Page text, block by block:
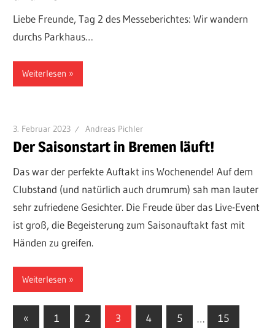
Liebe Freunde, Tag 2 des Messeberichtes: Wir wandern
durchs Parkhaus…
Weiterlesen
3. Februar 2023 Andreas Pichler
Der Saisonstart in Bremen läuft!
Das war der perfekte Auftakt ins Wochenende! Auf dem
Clubstand (und natürlich auch drumrum) sah man lauter
sehr zufriedene Gesichter. Die Freude über das Live-Event
ist groß, die Begeisterung zum Saisonauftakt fast mit
Händen zu greifen.
Weiterlesen
Seitennummerierung
« Vorherige
1 2 3 4 5 … 15